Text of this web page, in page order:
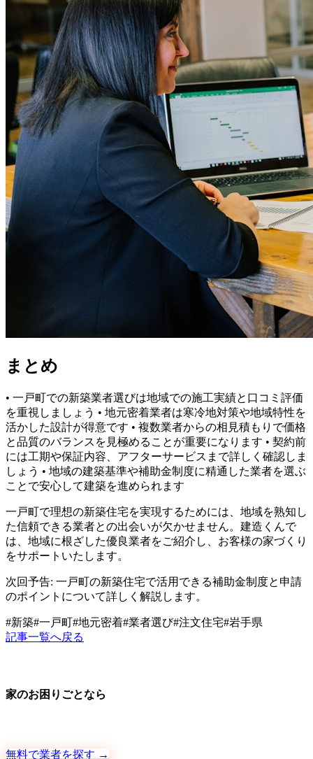
まとめ
• 一戸町での新築業者選びは地域での施工実績と口コミ評価
を重視しましょう • 地元密着業者は寒冷地対策や地域特性を
活かした設計が得意です • 複数業者からの相見積もりで価格
と品質のバランスを見極めることが重要になります • 契約前
には工期や保証内容、アフターサービスまで詳しく確認しま
しょう • 地域の建築基準や補助金制度に精通した業者を選ぶ
ことで安心して建築を進められます
一戸町で理想の新築住宅を実現するためには、地域を熟知し
た信頼できる業者との出会いが欠かせません。建造くんで
は、地域に根ざした優良業者をご紹介し、お客様の家づくり
をサポートいたします。
次回予告: 一戸町の新築住宅で活用できる補助金制度と申請
のポイントについて詳しく解説します。
#新築#一戸町#地元密着#業者選び#注文住宅#岩手県
記事一覧へ戻る
家のお困りごとなら
無料で業者を探す →